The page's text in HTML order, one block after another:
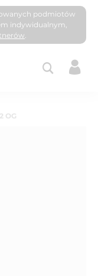
podmiotów
indywidualnym,
.
OG